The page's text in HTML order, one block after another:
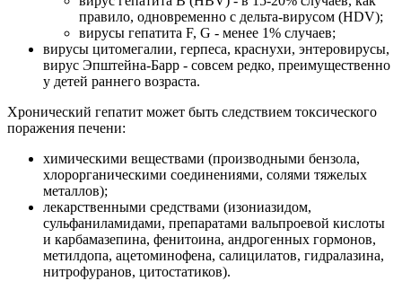
правило, одновременно с дельта-вирусом (HDV);
вирусы гепатита F, G - менее 1% случаев;
вирусы цитомегалии, герпеса, краснухи, энтеровирусы,
вирус Эпштейна-Барр - совсем редко, преимущественно
у детей раннего возраста.
Хронический гепатит может быть следствием токсического
поражения печени:
химическими веществами (производными бензола,
хлорорганическими соединениями, солями тяжелых
металлов);
лекарственными средствами (изониазидом,
сульфаниламидами, препаратами вальпроевой кислоты
и карбамазепина, фенитоина, андрогенных гормонов,
метилдопа, ацетоминофена, салицилатов, гидралазина,
нитрофуранов, цитостатиков).